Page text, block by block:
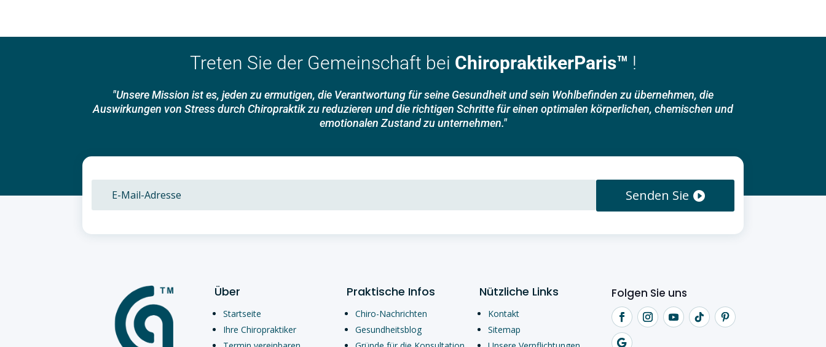
Treten Sie der Gemeinschaft bei ChiropraktikerParis™ !
"Unsere Mission ist es, jeden zu ermutigen, die Verantwortung für seine Gesundheit und sein Wohlbefinden zu übernehmen, die
Auswirkungen von Stress durch Chiropraktik zu reduzieren und die richtigen Schritte für einen optimalen körperlichen, chemischen und
emotionalen Zustand zu unternehmen."
Senden Sie
Über
Startseite
Ihre Chiropraktiker
Praktische Infos
Chiro-Nachrichten
Gesundheitsblog
Nützliche Links
Kontakt
Sitemap
Folgen Sie uns